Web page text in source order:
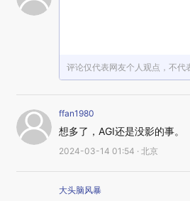
评论仅代表网友个人观点，不代
ffan1980
想多了，AGI还是没影的事。
2024-03-14 01:54 · 北京
大头脑风暴